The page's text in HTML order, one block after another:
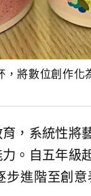
將數位創作化
，系統性將
。自五年級
步進階至創